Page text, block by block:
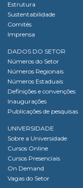
Estrutura
Sustentabilidade
Comitês
Imprensa
DADOS DO SETOR
Números do Setor
Números Regionais
Números Estaduais
Definições e convenções
Inaugurações
Publicações de pesquisas
UNIVERSIDADE
Sobre a Universidade
Cursos Online
Cursos Presenciais
On Demand
Vagas do Setor